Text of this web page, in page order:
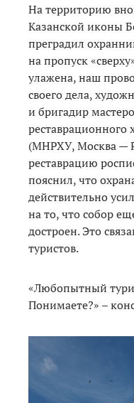
На территорию
Казанской иконы
преградил
на пропуск
улажена, наш
своего дела,
и бригадир
реставрационного
(МНРХУ, Москва —
реставрацию
пояснил, что
действительно
на то, что собор
достроен. Это
туристов.
«Любопытный
Понимаете?» –